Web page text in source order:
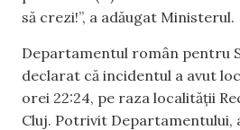
să crezi!”, a adăugat Ministerul.
Departamentul român pentru
declarat că incidentul a avut
orei 22:24, pe raza localității
Cluj. Potrivit Departamentului,